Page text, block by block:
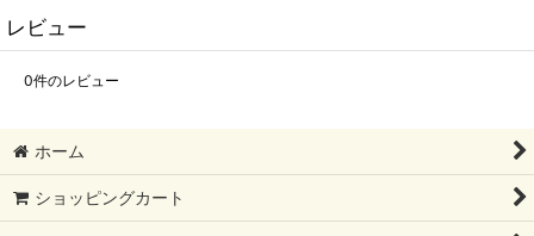
レビュー
0件のレビュー
ホーム
ショッピングカート